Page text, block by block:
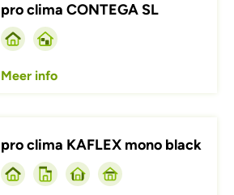
pro clima CONTEGA SL
Meer info
pro clima KAFLEX mono black